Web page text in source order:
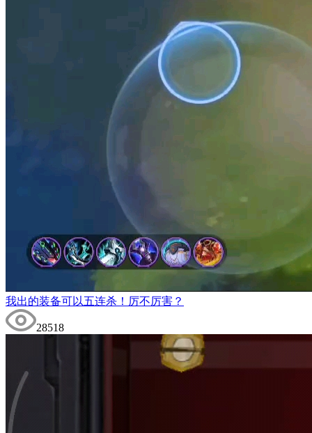
我出的装备可以五连杀！厉不厉害？
28518